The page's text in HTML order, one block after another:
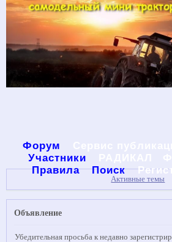
Форум
Участники
Правила
Поиск
Активные темы
Объявление
Убедительная просьба к недавно